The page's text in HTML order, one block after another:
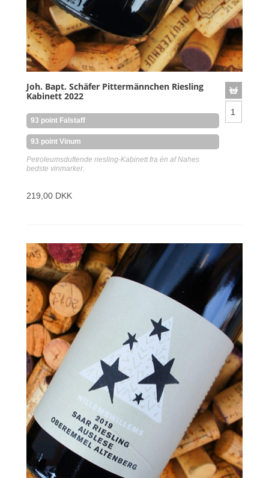
Joh. Bapt. Schäfer Pittermännchen Riesling
Kabinett 2022
93 point Falstaff
93 point Vinum
Petroleumsduftende riesling-Kabinett fra én af Nahes
bedste vinmarker.
219,00 DKK